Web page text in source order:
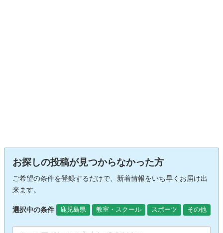
お探しの投稿が見つからなかった方
ご希望の条件を登録するだけで、新着情報をいち早くお届け出
来ます。
選択中の条件 鹿児島県 教室・スクール スポーツ その他